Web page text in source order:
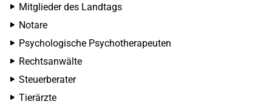
Mitglieder des Landtags
Notare
Psychologische Psychotherapeuten
Rechtsanwälte
Steuerberater
Tierärzte